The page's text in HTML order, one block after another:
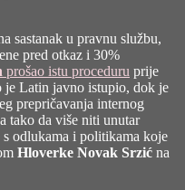
sastanak u pravnu službu,
pred otkaz i 30%
prošao istu proceduru prije
je Latin javno istupio, dok je
prepričavanja internog
tako da više niti unutar
odlukama i politikama koje
Hloverke Novak Srzić na